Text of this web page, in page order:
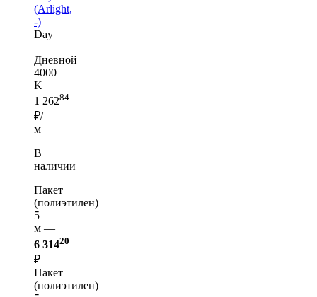
(Arlight,
-)
Day
|
Дневной
4000
K
1 26284
₽/
м
В
наличии
Пакет
(полиэтилен)
5
м —
6 31420
₽
Пакет
(полиэтилен)